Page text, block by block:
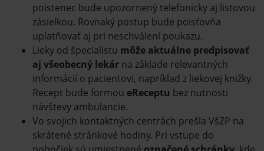
poistenec bude upozornený telefonicky aj listovou
zásielkou. Rovnaký postup bude poisťovňa
uplatňovať aj pri neschválení poukazu.
Lieky od špecialistu môže aktuálne predpisovať
aj všeobecný lekár na základe relevantných
informácií o pacientovi, napríklad z liekovej knižky.
Recept bude formou eReceptu bez nutnosti
návštevy ambulancie.
Vo svojich kontaktných centrách prešla VšZP na
skrátené stránkové hodiny. Pri vstupe do